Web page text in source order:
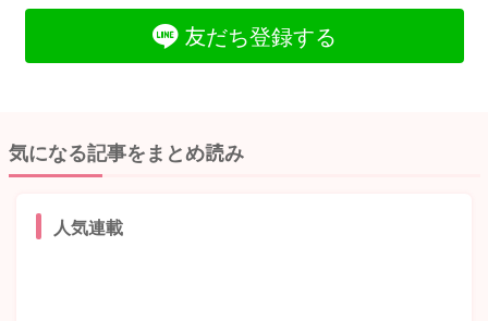
友だち登録する
気になる記事をまとめ読み
人気連載